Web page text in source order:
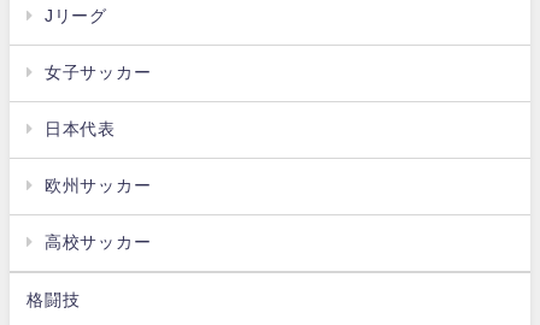
Jリーグ
女子サッカー
日本代表
欧州サッカー
高校サッカー
格闘技